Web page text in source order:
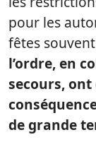
pour les
fêtes
l’ordre, en
secours,
de grande